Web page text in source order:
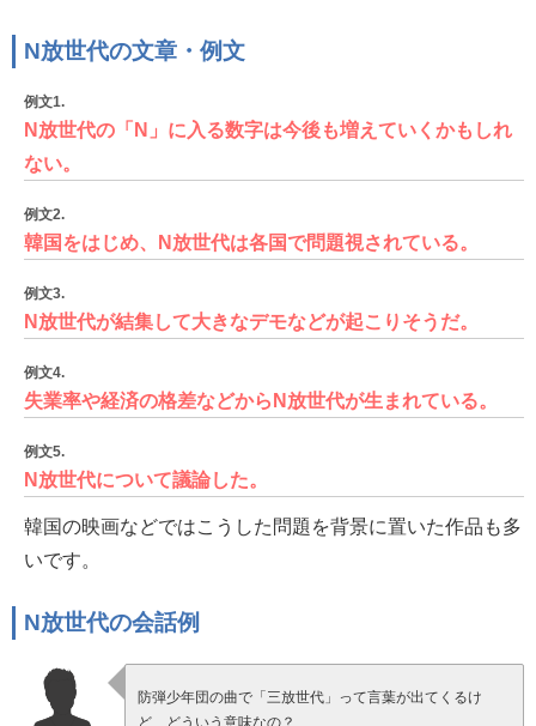
N放世代の文章・例文
例文1.
N放世代の「N」に入る数字は今後も増えていくかもしれ
ない。
例文2.
韓国をはじめ、N放世代は各国で問題視されている。
例文3.
N放世代が結集して大きなデモなどが起こりそうだ。
例文4.
失業率や経済の格差などからN放世代が生まれている。
例文5.
N放世代について議論した。
韓国の映画などではこうした問題を背景に置いた作品も多
いです。
N放世代の会話例
防弾少年団の曲で「三放世代」って言葉が出てくるけ
ど、どういう意味なの？